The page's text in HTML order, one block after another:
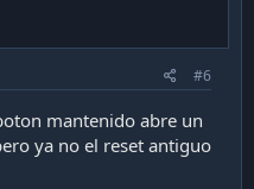
#6
mantenido abre un
ya no el reset antiguo